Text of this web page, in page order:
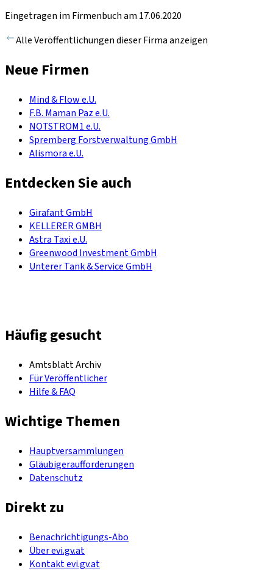
Eingetragen im Firmenbuch am 17.06.2020
Alle Veröffentlichungen dieser Firma anzeigen
Neue Firmen
Mind & Flow e.U.
F.B. Maman Paz e.U.
NOTSTROM1 e.U.
Spremberg Forstverwaltung GmbH
Alismora e.U.
Entdecken Sie auch
Girafant GmbH
KELLERER GMBH
Astra Taxi e.U.
Greenwood Investment GmbH
Unterer Tank & Service GmbH
Häufig gesucht
Amtsblatt Archiv
Für Veröffentlicher
Hilfe & FAQ
Wichtige Themen
Hauptversammlungen
Gläubigeraufforderungen
Datenschutz
Direkt zu
Benachrichtigungs-Abo
Über evi.gv.at
Kontakt evi.gv.at